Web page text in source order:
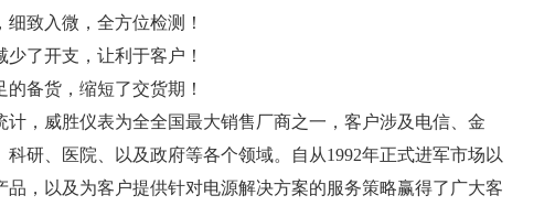
致入微，全方位检测！
了开支，让利于客户！
备货，缩短了交货期！
计，威胜仪表为全全国最大销售厂商之一，客户涉及电信、金
研、医院、以及政府等各个领域。自从1992年正式进军市场以
，以及为客户提供针对电源解决方案的服务策略赢得了广大客